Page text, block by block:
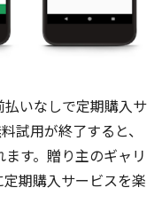
いなしで定期購入サ
試用が終了すると、
す。贈り主のギャリ
期購入サービスを楽